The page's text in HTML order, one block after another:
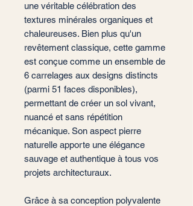
une véritable célébration des
textures minérales organiques et
chaleureuses. Bien plus qu'un
revêtement classique, cette gamme
est conçue comme un ensemble de
6 carrelages aux designs distincts
(parmi 51 faces disponibles),
permettant de créer un sol vivant,
nuancé et sans répétition
mécanique. Son aspect pierre
naturelle apporte une élégance
sauvage et authentique à tous vos
projets architecturaux.
Grâce à sa conception polyvalente